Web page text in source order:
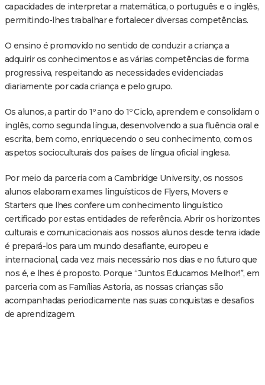
capacidades de interpretar a matemática, o português e o inglês,
permitindo-lhes trabalhar e fortalecer diversas competências.
O ensino é promovido no sentido de conduzir a criança a
adquirir os conhecimentos e as várias competências de forma
progressiva, respeitando as necessidades evidenciadas
diariamente por cada criança e pelo grupo.
Os alunos, a partir do 1º ano do 1º Ciclo, aprendem e consolidam o
inglês, como segunda língua, desenvolvendo a sua fluência oral e
escrita, bem como, enriquecendo o seu conhecimento, com os
aspetos socioculturais dos países de língua oficial inglesa.
Por meio da parceria com a Cambridge University, os nossos
alunos elaboram exames linguísticos de Flyers, Movers e
Starters que lhes confere um conhecimento linguístico
certificado por estas entidades de referência. Abrir os horizontes
culturais e comunicacionais aos nossos alunos desde tenra idade
é prepará-los para um mundo desafiante, europeu e
internacional, cada vez mais necessário nos dias e no futuro que
nos é, e lhes é proposto. Porque “Juntos Educamos Melhor!”, em
parceria com as Famílias Astoria, as nossas crianças são
acompanhadas periodicamente nas suas conquistas e desafios
de aprendizagem.